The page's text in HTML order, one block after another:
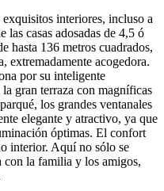
interiores, incluso a
casas adosadas de 4,5 ó
hasta 136 metros cuadrados,
extremadamente acogedora.
por su inteligente
gran terraza con magníficas
los grandes ventanales
elegante y atractivo, ya que
óptimas. El confort
interior. Aquí no sólo se
con la familia y los amigos,